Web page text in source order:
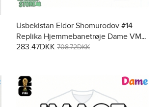
Usbekistan Eldor Shomurodov #14
Replika Hjemmebanetrøje Dame VM
2026 Kortærmet
283.47DKK 708.72DKK